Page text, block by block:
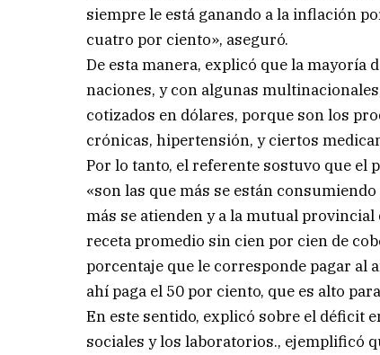
siempre le está ganando a la inflación
cuatro por ciento», aseguró.
De esta manera, explicó que la mayoría
naciones, y con algunas
cotizados en dólares, porque son los
crónicas, hipertensión, y ciertos
Por lo tanto, el referente sostuvo que el
«son las que más se están
más se atienden y a la mutual
receta promedio sin cien por cien de
porcentaje que le corresponde pagar al
ahí paga el 50 por ciento, que es alto
En este sentido, explicó sobre el déficit
sociales y los laboratorios., ejemplificó